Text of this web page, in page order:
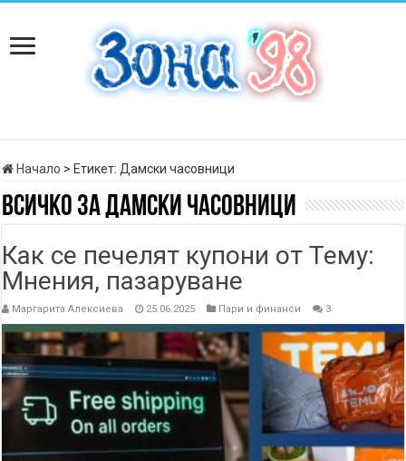
Начало > Етикет: Дамски часовници
Всичко заДамски часовници
Как се печелят купони от Тему:
Мнения, пазаруване
Маргарита Алексиева 25.06.2025 Пари и финанси 3